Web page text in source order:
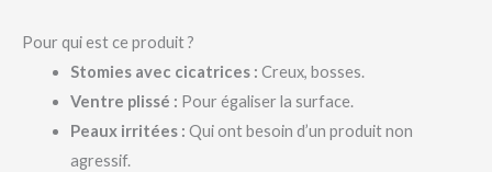
Pour qui est ce produit ?
Stomies avec cicatrices : Creux, bosses.
Ventre plissé : Pour égaliser la surface.
Peaux irritées : Qui ont besoin d’un produit non
agressif.